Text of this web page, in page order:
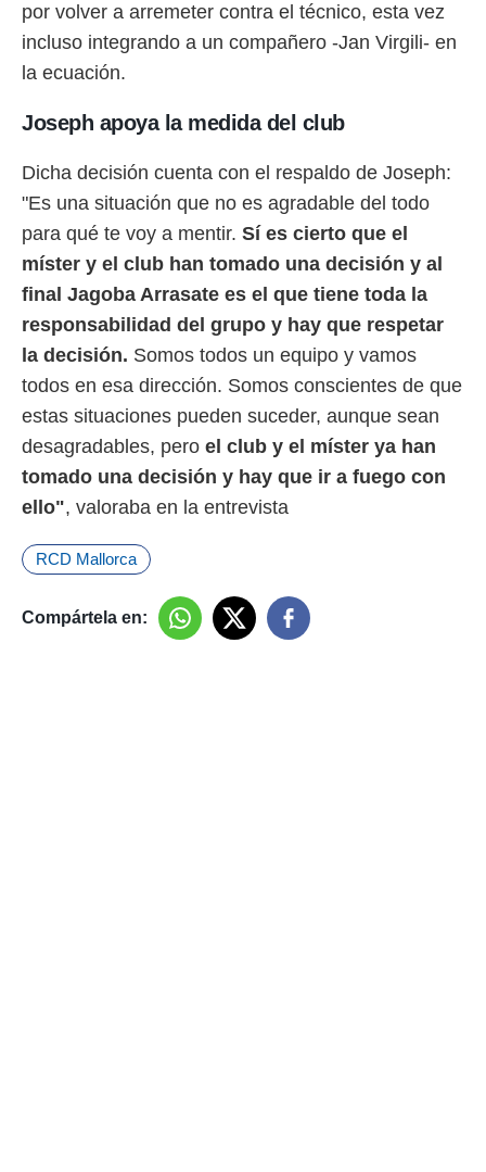
e
publicidad
de
por volver a arremeter contra el técnico, esta vez
incluso integrando a un compañero -Jan Virgili- en
la ecuación.
Joseph apoya la medida del club
Dicha decisión cuenta con el respaldo de Joseph:
"Es una situación que no es agradable del todo
para qué te voy a mentir. Sí es cierto que el
míster y el club han tomado una decisión y al
final Jagoba Arrasate es el que tiene toda la
responsabilidad del grupo y hay que respetar
la decisión. Somos todos un equipo y vamos
todos en esa dirección. Somos conscientes de que
estas situaciones pueden suceder, aunque sean
desagradables, pero el club y el míster ya han
tomado una decisión y hay que ir a fuego con
ello", valoraba en la entrevista
RCD Mallorca
Compártela en: